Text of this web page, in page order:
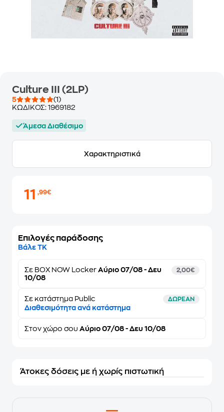
Culture IΙΙ (2LP)
5
(1)
ΚΩΔΙΚΟΣ: 1969182
Άμεσα Διαθέσιμο
Χαρακτηριστικά
11,99€
Επιλογές παράδοσης
Βάλε ΤΚ
Σε BOX NOW Locker Αύριο 07/08 - Δευ
10/08
2,00€
Σε κατάστημα Public ΔΩΡΕΑΝ
Διαθεσιμότητα ανά κατάστημα
Στον χώρο σου Αύριο 07/08 - Δευ 10/08
Άτοκες δόσεις με ή χωρίς πιστωτική